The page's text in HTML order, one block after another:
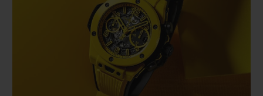
빅뱅
피치 세라믹